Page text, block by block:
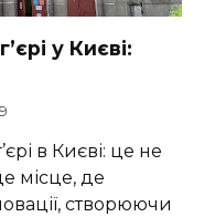
у Києві:
9
в Києві: це не
місце, де
створюючи